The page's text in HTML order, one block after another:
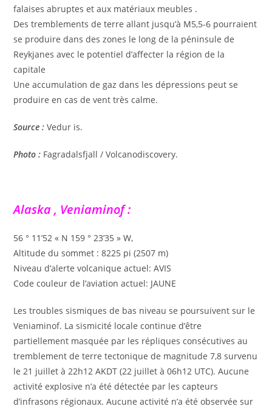
falaises abruptes et aux matériaux meubles .
Des tremblements de terre allant jusqu’à M5,5-6 pourraient
se produire dans des zones le long de la péninsule de
Reykjanes avec le potentiel d’affecter la région de la
capitale
Une accumulation de gaz dans les dépressions peut se
produire en cas de vent très calme.
Source : Vedur is.
Photo : Fagradalsfjall / Volcanodiscovery.
Alaska , Veniaminof :
56 ° 11’52 « N 159 ° 23’35 » W,
Altitude du sommet : 8225 pi (2507 m)
Niveau d’alerte volcanique actuel: AVIS
Code couleur de l’aviation actuel: JAUNE
Les troubles sismiques de bas niveau se poursuivent sur le
Veniaminof. La sismicité locale continue d’être
partiellement masquée par les répliques consécutives au
tremblement de terre tectonique de magnitude 7,8 survenu
le 21 juillet à 22h12 AKDT (22 juillet à 06h12 UTC). Aucune
activité explosive n’a été détectée par les capteurs
d’infrasons régionaux. Aucune activité n’a été observée sur